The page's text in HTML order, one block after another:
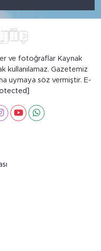
ve fotoğraflar Kaynak
kullanılamaz. Gazetemiz
uymaya söz vermiştir. E-